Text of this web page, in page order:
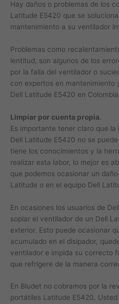
Hay daños o problemas de los
Latitude E5420 que se
mantenimiento a su ventilador
Problemas como
lentitud, son algunos de los
por la falla del ventilador o
con expertos en mantenimiento
Dell Latitude E5420 en Colombia.
Limpiar por cuenta propia.
Es importante tener claro que
Dell Latitude E5420 no se
tiene los conocimientos y la
realizar esta labor, lo mejor es
que podemos ocasionar un
Latitude o en el equipo Dell
En ocasiones los usuarios de
soplar el ventilador de un Dell
exterior. Esto puede ocasionar
acumulado en el disipador,
ventilador e impida su correcto
que refrigere de la manera
En Bludet no cobramos por la
portátiles Latitude E5420.